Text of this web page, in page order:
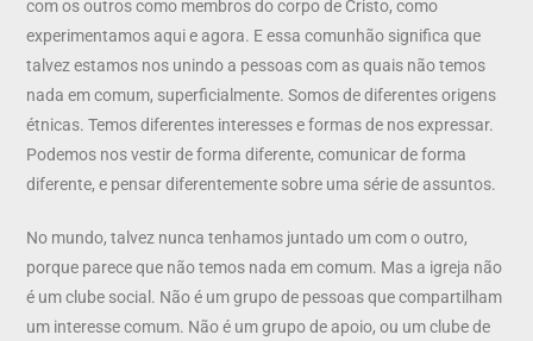
com os outros como membros do corpo de Cristo, como
experimentamos aqui e agora. E essa comunhão significa que
talvez estamos nos unindo a pessoas com as quais não temos
nada em comum, superficialmente. Somos de diferentes origens
étnicas. Temos diferentes interesses e formas de nos expressar.
Podemos nos vestir de forma diferente, comunicar de forma
diferente, e pensar diferentemente sobre uma série de assuntos.
No mundo, talvez nunca tenhamos juntado um com o outro,
porque parece que não temos nada em comum. Mas a igreja não
é um clube social. Não é um grupo de pessoas que compartilham
um interesse comum. Não é um grupo de apoio, ou um clube de